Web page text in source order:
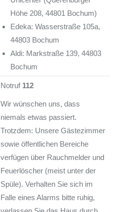
Höhe 208, 44801 Bochum)
Edeka: Wasserstraße 105a,
44803 Bochum
Aldi: Markstraße 139, 44803
Bochum
Notruf 112
Wir wünschen uns, dass
niemals etwas passiert.
Trotzdem: Unsere Gästezimmer
sowie öffentlichen Bereiche
verfügen über Rauchmelder und
Feuerlöscher (meist unter der
Spüle). Verhalten Sie sich im
Falle eines Alarms bitte ruhig,